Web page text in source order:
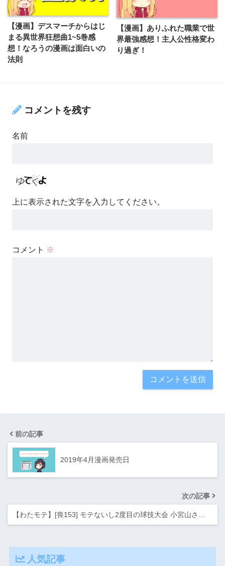
【漫画】デスマーチからはじ
まる異世界狂想曲1~5巻感
想！なろうの漫画は面白いの
法則
【漫画】ありふれた職業で世
界最強感想！主人公性格変わ
り過ぎ！
コメントを残す
名前
上に表示された文字を入力してください。
コメント ※
前の記事
2019年4月漫画発売日
次の記事
【わたモテ】[喪153] モテないし2度目の球技大会 小宮山さ…
人気記事